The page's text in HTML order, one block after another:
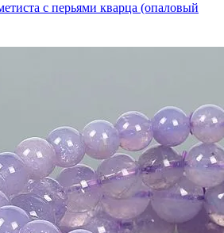
с перьями кварца (опаловый